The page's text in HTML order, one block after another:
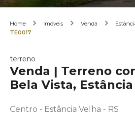
Home Imóveis Venda
TE0017
terreno
Venda | Terreno
Bela Vista,
Centro - Estância Velha - RS